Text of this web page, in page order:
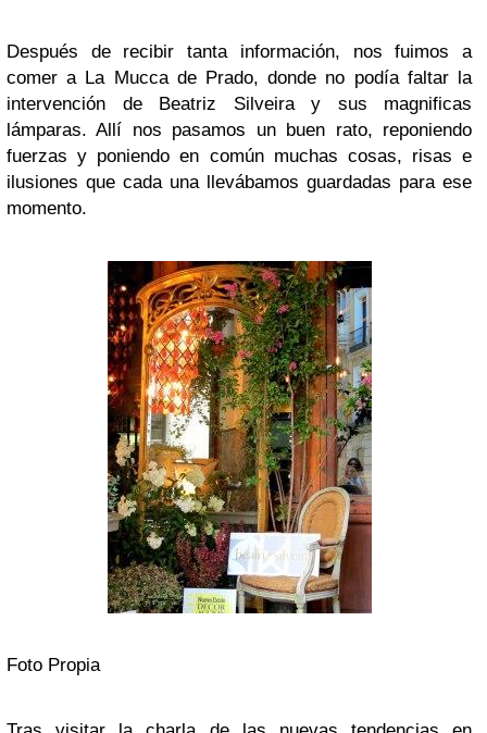
Después de recibir tanta información, nos fuimos a
comer a La Mucca de Prado, donde no podía faltar la
intervención de Beatriz Silveira y sus magnificas
lámparas. Allí nos pasamos un buen rato, reponiendo
fuerzas y poniendo en común muchas cosas, risas e
ilusiones que cada una llevábamos guardadas para ese
momento.
Foto Propia